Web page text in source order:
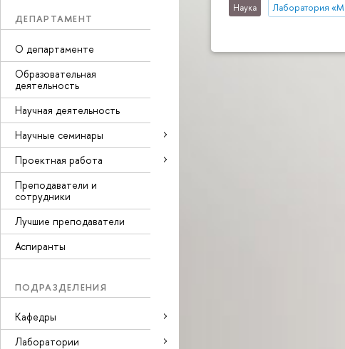
ДЕПАРТАМЕНТ
О департаменте
Образовательная
деятельность
Научная деятельность
Научные семинары
Проектная работа
Преподаватели и
сотрудники
Лучшие преподаватели
Аспиранты
ПОДРАЗДЕЛЕНИЯ
Кафедры
Лаборатории
Наука Лаборатория